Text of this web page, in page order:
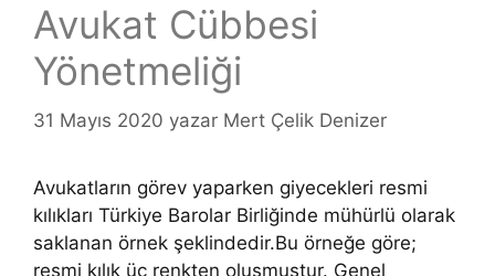
Avukat Cübbesi
Yönetmeliği
31 Mayıs 2020 yazar Mert Çelik Denizer
Avukatların görev yaparken giyecekleri resmi
kılıkları Türkiye Barolar Birliğinde mühürlü olarak
saklanan örnek şeklindedir.Bu örneğe göre;
resmi kılık üç renkten oluşmuştur. Genel